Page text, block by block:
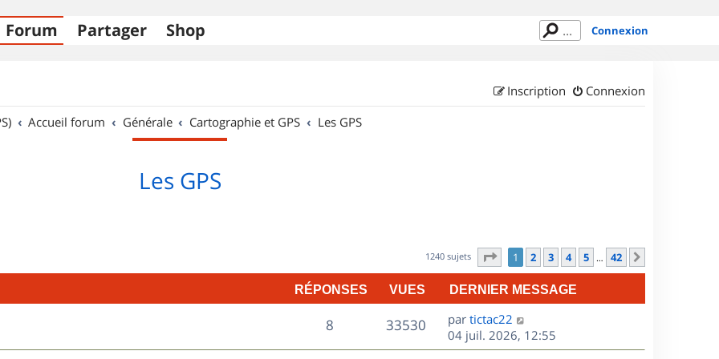
Forum Partager Shop Connexion
Connexion
Inscription
Accueil forum Générale Cartographie et GPS Les GPS
Les GPS
1240 sujets Page sur42
1 2 3 4 5 … 42
RÉPONSES VUES DERNIER MESSAGE
8R
é
33530V
u
D
e
r
par tictac22
04 juil. 2026, 12:55